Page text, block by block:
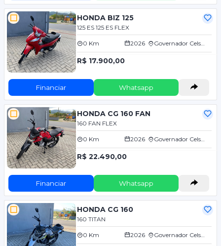
HONDA BIZ 125
125 ES 125 ES FLEX
0 Km 2026 Governador Celso Ramos/SC
R$ 17.900,00
Financiar Whatsapp
HONDA CG 160 FAN
160 FAN FLEX
0 Km 2026 Governador Celso Ramos/SC
R$ 22.490,00
Financiar Whatsapp
HONDA CG 160
160 TITAN
0 Km 2026 Governador Celso Ramos/SC